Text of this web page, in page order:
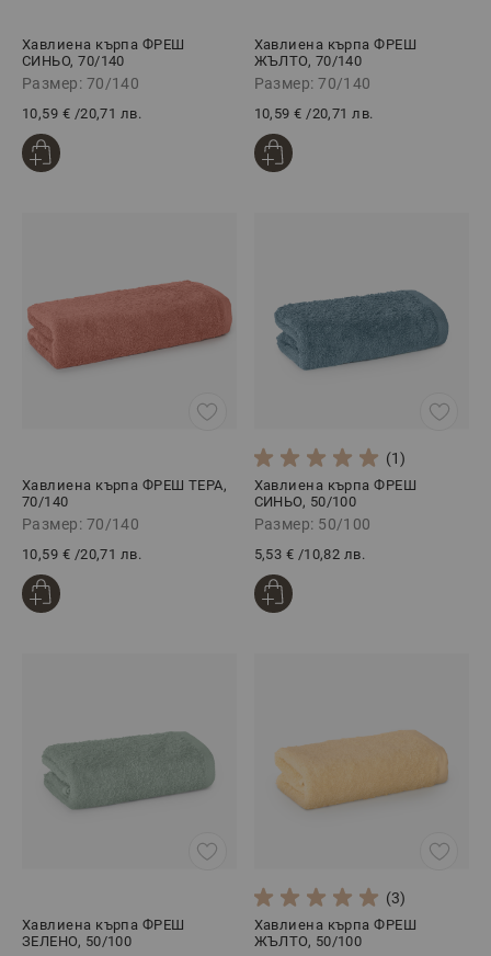
Хавлиена кърпа ФРЕШ
СИНЬО, 70/140
Размер: 70/140
10,59 € /20,71 лв.
Хавлиена кърпа ФРЕШ
ЖЪЛТО, 70/140
Размер: 70/140
10,59 € /20,71 лв.
Хавлиена кърпа ФРЕШ ТЕРА,
70/140
Размер: 70/140
10,59 € /20,71 лв.
(1)
Хавлиена кърпа ФРЕШ
СИНЬО, 50/100
Размер: 50/100
5,53 € /10,82 лв.
Хавлиена кърпа ФРЕШ
ЗЕЛЕНО, 50/100
(3)
Хавлиена кърпа ФРЕШ
ЖЪЛТО, 50/100